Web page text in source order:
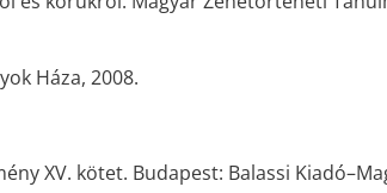
Háza, 2008.
XV. kötet. Budapest: Balassi